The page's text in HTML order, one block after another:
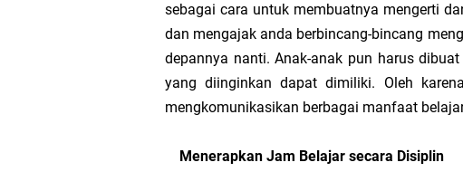
sebagai cara untuk membuatnya mengerti
dan mengajak anda berbincang-bincang
depannya nanti. Anak-anak pun harus
yang diinginkan dapat dimiliki. Oleh
mengkomunikasikan berbagai manfaat
Menerapkan Jam Belajar secara Disiplin